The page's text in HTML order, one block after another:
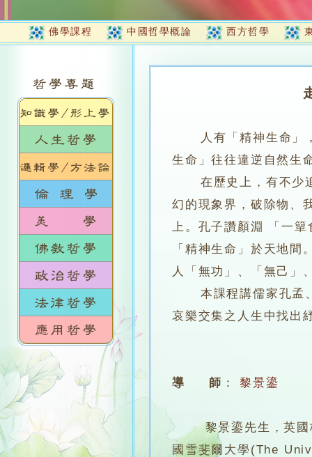
佛學課程 中國哲學概論 西方哲學
人有「精神生命」
生命」往往違逆自然生
在歷史上，有不少追
幻的現象界，破除物、
上。孔子讚顏淵 「一
「精神生命」於天地
人「無功」、「無己」
本課程講儒家孔孟、
哀樂交集之人生中找出
導 師 ： 黎景鎏
黎景鎏先生，英國格
國雪斐爾大學(The